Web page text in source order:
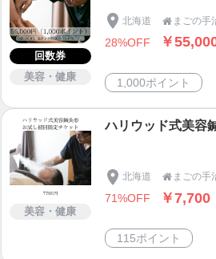
このままでは死んでしまうと
たソフトテニスに力を入れダイ
開業６年目、流行性感染症が
続出でピンチ！！ストレス
復。
ここでファスティングに出会
腸内環境の大切さを知りダイエ
ト成功しました。
この経験を活かしファスティン
同時期に美容鍼灸と出会い、
のが僕の役目かなと思っていた
回数券
美容・健康
北海道  まごの手
28%OFF ￥
1,000ポイント
美容・健康
ハリウッド式美容
北海道  まごの手
71%OFF ￥7,700
115ポイント